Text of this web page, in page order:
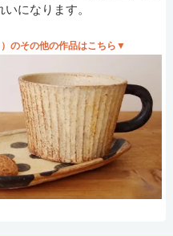
になります。
のその他の作品はこちら▼